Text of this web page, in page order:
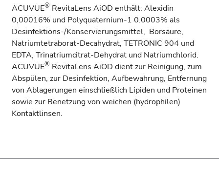
ACUVUE® RevitaLens AiOD enthält: Alexidin
0,00016% und Polyquaternium-1 0.0003% als
Desinfektions-/Konservierungsmittel, Borsäure,
Natriumtetraborat-Decahydrat, TETRONIC 904 und
EDTA, Trinatriumcitrat-Dehydrat und Natriumchlorid.
ACUVUE® RevitaLens AiOD dient zur Reinigung, zum
Abspülen, zur Desinfektion, Aufbewahrung, Entfernung
von Ablagerungen einschließlich Lipiden und Proteinen
sowie zur Benetzung von weichen (hydrophilen)
Kontaktlinsen.